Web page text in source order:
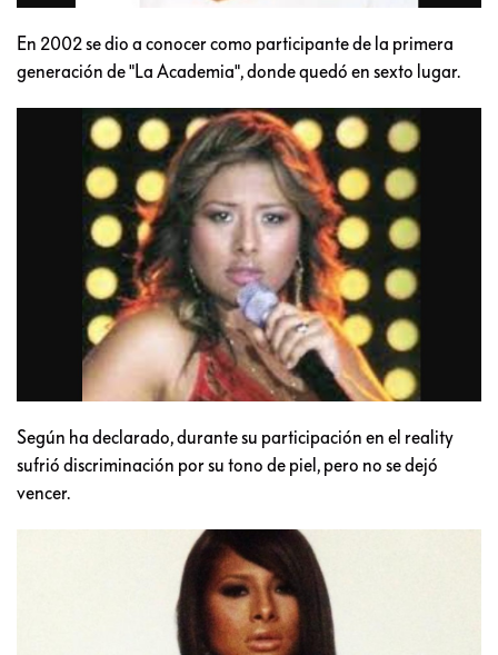
En 2002 se dio a conocer como participante de la primera
generación de "La Academia", donde quedó en sexto lugar.
Según ha declarado, durante su participación en el reality
sufrió discriminación por su tono de piel, pero no se dejó
vencer.